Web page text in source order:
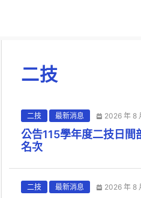
二技
二技 最新消息 2026 年 8
公告115學年度二技日間
名次
二技 最新消息 2026 年 8